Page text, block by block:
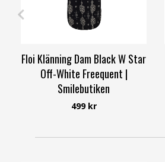
Floi Klänning Dam Black W Star
Off-White Freequent |
Smilebutiken
Freequent
499 kr